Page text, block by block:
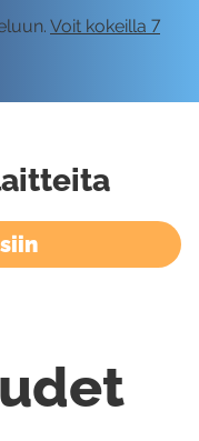
Voit kokeilla 7